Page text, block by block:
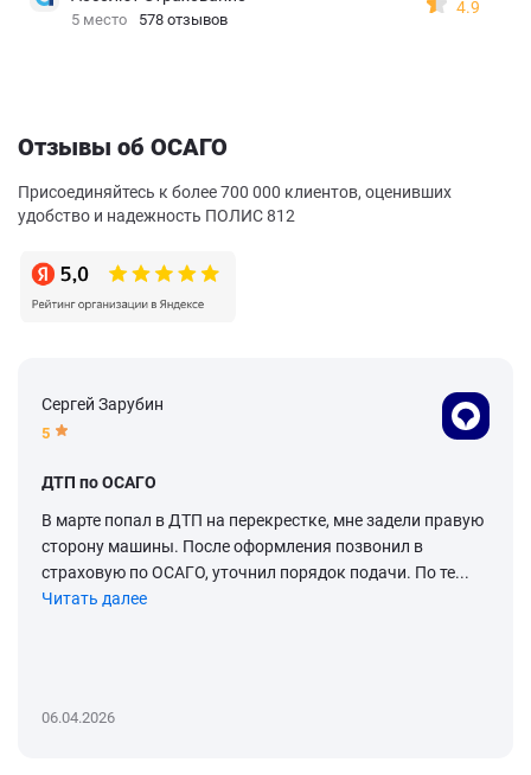
5 место 578 отзывов
4.9
Отзывы об ОСАГО
Присоединяйтесь к более 700 000 клиентов, оценивших
удобство и надежность ПОЛИС 812
Сергей Зарубин
5
ДТП по ОСАГО
В марте попал в ДТП на перекрестке, мне задели правую
сторону машины. После оформления позвонил в
страховую по ОСАГО, уточнил порядок подачи. По те...
Читать далее
06.04.2026